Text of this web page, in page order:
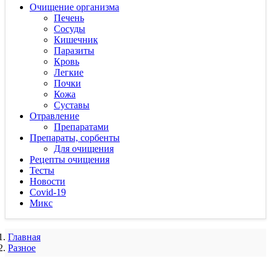
Очищение организма
Печень
Сосуды
Кишечник
Паразиты
Кровь
Легкие
Почки
Кожа
Суставы
Отравление
Препаратами
Препараты, сорбенты
Для очищения
Рецепты очищения
Тесты
Новости
Covid-19
Микс
Главная
Разное